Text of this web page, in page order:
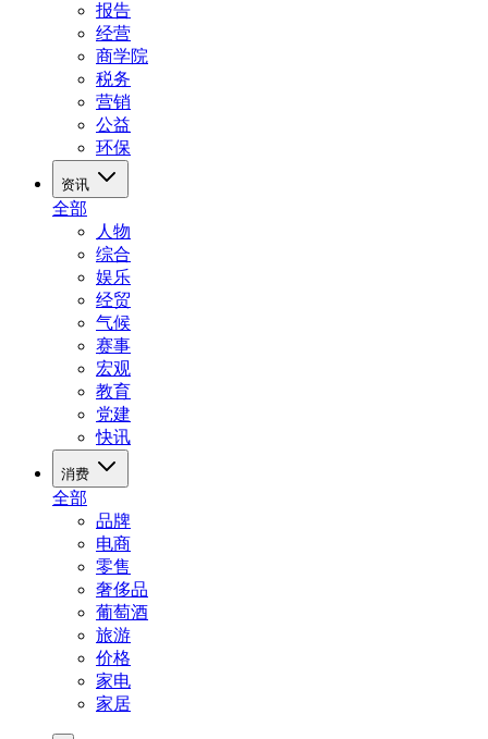
报告
经营
商学院
税务
营销
公益
环保
资讯
全部
人物
综合
娱乐
经贸
气候
赛事
宏观
教育
党建
快讯
消费
全部
品牌
电商
零售
奢侈品
葡萄酒
旅游
价格
家电
家居